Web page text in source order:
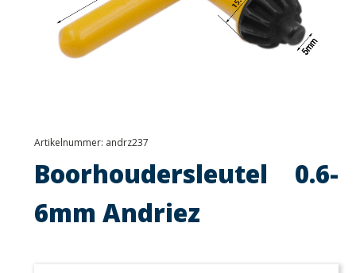
Artikelnummer: andrz237
Boorhoudersleutel 0.6-
6mm Andriez